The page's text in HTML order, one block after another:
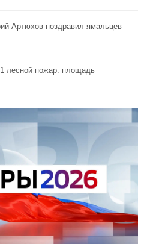
Артюхов поздравил ямальцев
лесной пожар: площадь